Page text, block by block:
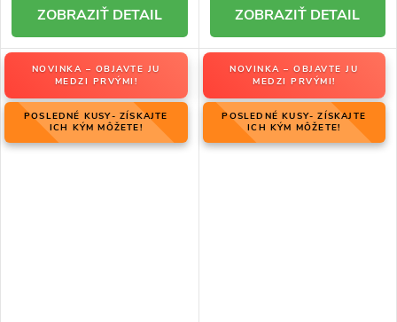
DETAIL DETAIL
NOVINKA – OBJAVTE JU
MEDZI PRVÝMI!
POSLEDNÉ KUSY- ZÍSKAJTE
ICH KÝM MÔŽETE!
NOVINKA – OBJAVTE JU
MEDZI PRVÝMI!
POSLEDNÉ KUSY- ZÍSKAJTE
ICH KÝM MÔŽETE!